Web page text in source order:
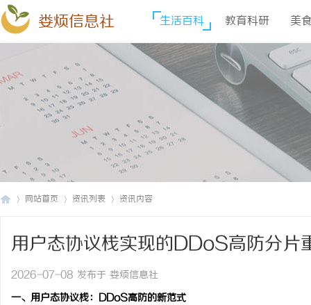
娄烦信息社 生活百科 教育科研 美
网站首页 资讯列表 资讯内容
用户态协议栈实现的DDoS高防分
2026-07-08 发布于 娄烦信息社
一、用户态协议栈：DDoS高防的新范式